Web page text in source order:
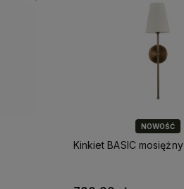
NOWOŚĆ
Kinkiet BASIC mosiężny